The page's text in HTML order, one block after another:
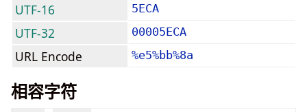
UTF-16 5ECA
UTF-32 00005ECA
URL Encode %e5%bb%8a
相容字符